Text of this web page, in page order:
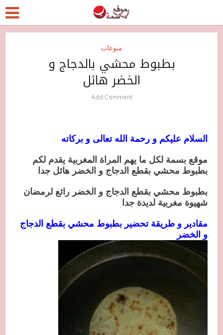
منوعات
بطبوط محشي بالدجاج و
الخضر هائل
Add Comment
السلام عليكم و رحمة الله تعالى و بركاته
موقع بسمة لكل ما يهم المراة المغربية يقدم لكم
بطبوط محشي بقطع الدجاج و الخضر هائل جدا
بطبوط محشي بقطع الدجاج و الخضر رائع لرمضان
شهيوة مغربية لديدة جدا
مقادير و طريقة تحضير بطبوط محشي بقطع الدجاج
و الخضر